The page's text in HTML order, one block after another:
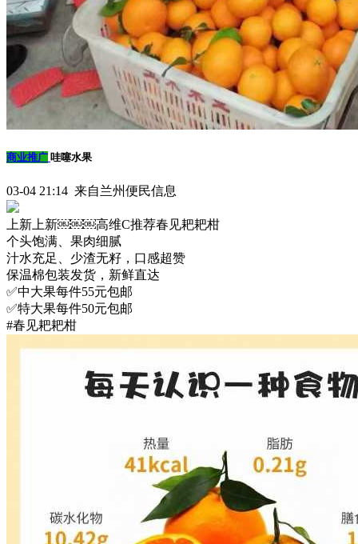
商业推广 哇噻水果
03-04 21:14 来自兰州便民信息
上新上新￼￼￼高维C推荐春见耙耙柑
个头饱满、果肉细腻
汁水充足、少渣无籽，口感超赞
保温棉包装发货，新鲜直达
✅中大果每件55元包邮
✅特大果每件50元包邮
#春见耙耙柑